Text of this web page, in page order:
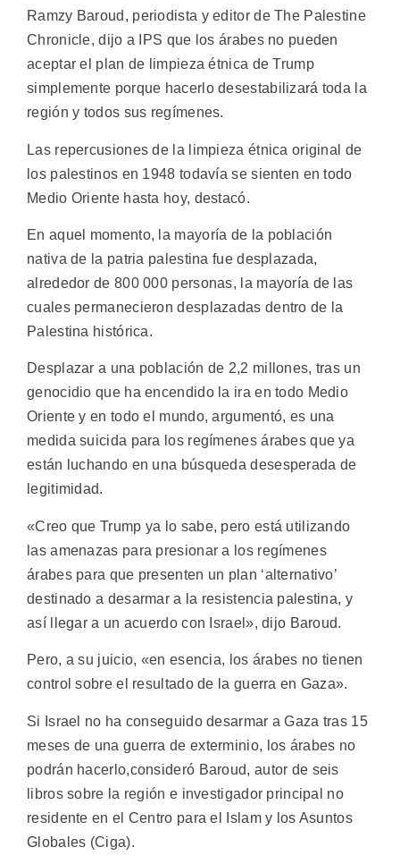
Ramzy Baroud, periodista y editor de The Palestine
Chronicle, dijo a IPS que los árabes no pueden
aceptar el plan de limpieza étnica de Trump
simplemente porque hacerlo desestabilizará toda la
región y todos sus regímenes.
Las repercusiones de la limpieza étnica original de
los palestinos en 1948 todavía se sienten en todo
Medio Oriente hasta hoy, destacó.
En aquel momento, la mayoría de la población
nativa de la patria palestina fue desplazada,
alrededor de 800 000 personas, la mayoría de las
cuales permanecieron desplazadas dentro de la
Palestina histórica.
Desplazar a una población de 2,2 millones, tras un
genocidio que ha encendido la ira en todo Medio
Oriente y en todo el mundo, argumentó, es una
medida suicida para los regímenes árabes que ya
están luchando en una búsqueda desesperada de
legitimidad.
«Creo que Trump ya lo sabe, pero está utilizando
las amenazas para presionar a los regímenes
árabes para que presenten un plan ‘alternativo’
destinado a desarmar a la resistencia palestina, y
así llegar a un acuerdo con Israel», dijo Baroud.
Pero, a su juicio, «en esencia, los árabes no tienen
control sobre el resultado de la guerra en Gaza».
Si Israel no ha conseguido desarmar a Gaza tras 15
meses de una guerra de exterminio, los árabes no
podrán hacerlo,consideró Baroud, autor de seis
libros sobre la región e investigador principal no
residente en el Centro para el Islam y los Asuntos
Globales (Ciga).